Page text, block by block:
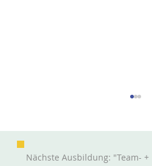
Nächste Ausbildung: "Team- +